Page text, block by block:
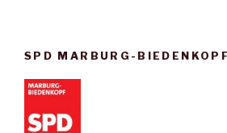
SPD MARBURG-BIEDENKOPF